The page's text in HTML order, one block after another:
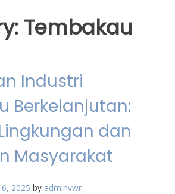
Tembakau
Industri
Berkelanjutan:
dan
Masyarakat
2025 by adminvwr